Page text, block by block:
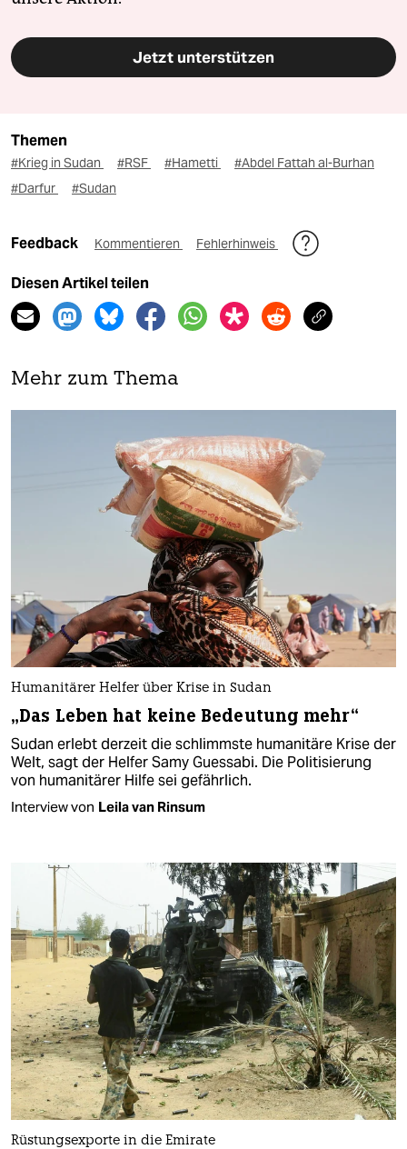
Jetzt unterstützen
Themen
#Krieg in Sudan #RSF #Hametti
#Abdel Fattah al-Burhan
#Darfur
#Sudan
Feedback Kommentieren Fehlerhinweis
Diesen Artikel teilen
Mehr zum Thema
Humanitärer Helfer über Krise in Sudan
„Das Leben hat keine Bedeutung mehr“
Sudan erlebt derzeit die schlimmste humanitäre Krise der
Welt, sagt der Helfer Samy Guessabi. Die Politisierung
von humanitärer Hilfe sei gefährlich.
Interview von Leila van Rinsum
Rüstungsexporte in die Emirate